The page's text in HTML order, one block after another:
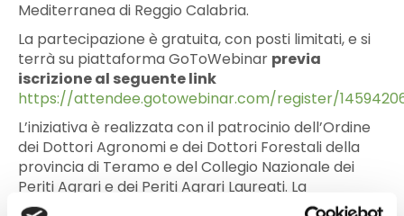
Mediterranea di Reggio Calabria.
La partecipazione è gratuita, con posti limitati, e si
terrà su piattaforma GoToWebinar previa
iscrizione al seguente link
https://attendee.gotowebinar.com/register/
L’iniziativa è realizzata con il patrocinio dell’Ordine
dei Dottori Agronomi e dei Dottori Forestali della
provincia di Teramo e del Collegio Nazionale dei
Periti Agrari e dei Periti Agrari Laureati. La
partecipazione consente l’attribuzione di Crediti